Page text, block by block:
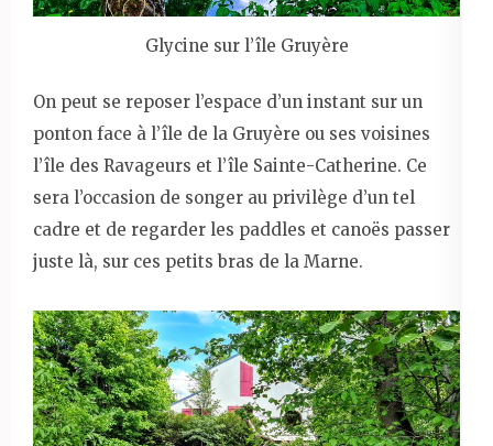
Glycine sur l’île Gruyère
On peut se reposer l’espace d’un instant sur un
ponton face à l’île de la Gruyère ou ses voisines
l’île des Ravageurs et l’île Sainte-Catherine. Ce
sera l’occasion de songer au privilège d’un tel
cadre et de regarder les paddles et canoës passer
juste là, sur ces petits bras de la Marne.